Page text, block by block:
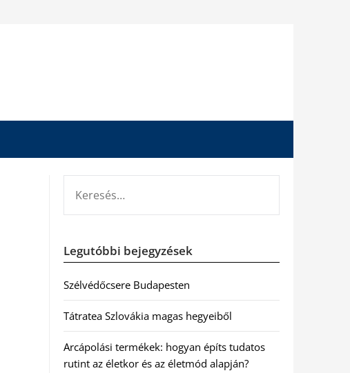
Legutóbbi bejegyzések
Szélvédőcsere Budapesten
Tátratea Szlovákia magas hegyeiből
Arcápolási termékek: hogyan építs tudatos
rutint az életkor és az életmód alapján?